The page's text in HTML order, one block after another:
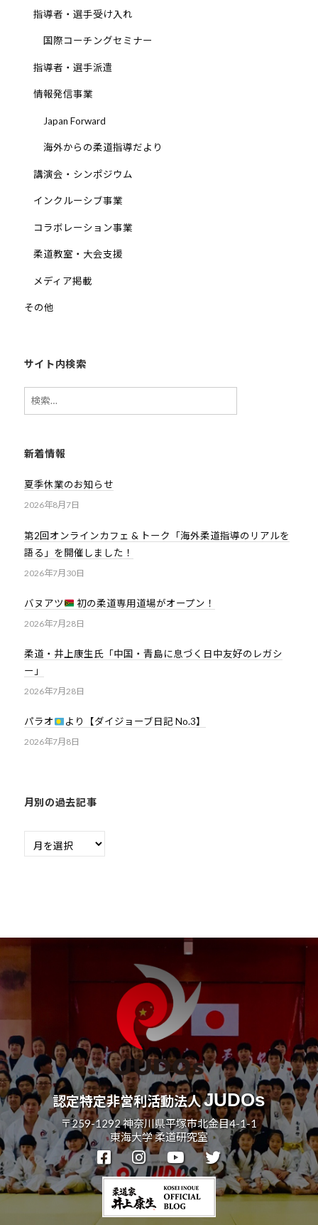
指導者・選手受け入れ
国際コーチングセミナー
指導者・選手派遣
情報発信事業
Japan Forward
海外からの柔道指導だより
講演会・シンポジウム
インクルーシブ事業
コラボレーション事業
柔道教室・大会支援
メディア掲載
その他
サイト内検索
検
索:
新着情報
夏季休業のお知らせ
2026年8月7日
第2回オンラインカフェ & トーク「海外柔道指導のリアルを
語る」を開催しました！
2026年7月30日
バヌアツ 初の柔道専用道場がオープン！
2026年7月28日
柔道・井上康生氏「中国・青島に息づく日中友好のレガシ
ー」
2026年7月28日
パラオ より【ダイジョーブ日記 No.3】
2026年7月8日
月別の過去記事
月
事
認定特定非営利活動法人JUDOs
〒259-1292 神奈川県平塚市北金目4-1-1
東海大学 柔道研究室